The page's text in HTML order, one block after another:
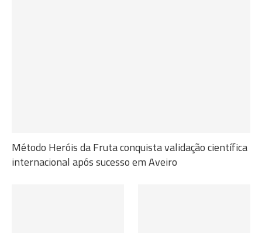
Método Heróis da Fruta conquista validação científica
internacional após sucesso em Aveiro